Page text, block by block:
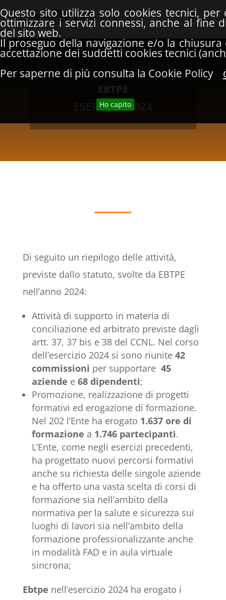
Questo sito utilizza solo cookies tecnici,
ottimizzare i servizi connessi, anche al fine
del sito web.
Il proseguo della navigazione e/o la
accettazione dei suddetti cookies tecnici
Per saperne di più consulta la Cookie Policy
Ho capito
ESERCIZIO 2024
Di seguito un riepilogo delle attività,
previste dallo statuto, svolte da EBTPE
nell’anno 2024:
Attività di supporto in materia di
conciliazione ed arbitrato previste dagli
artt. 37, 37 bis e 38 del CCNL. Nel corso
dell’esercizio 2024 si sono riunite 42
commissioni per supportare 45
aziende e 68 dipendenti;
Promozione, realizzazione di progetti
formativi ed erogazione di formazione.
Nel 202 l’Ente ha erogato 1.637 ore di
formazione a 1.746 partecipanti.
L’Ente, come negli esercizi precedenti,
ha progettato nuovi percorsi formativi
anche su richiesta delle singole aziende
e ha offerto una vasta scelta di corsi di
formazione sia nell’ambito della
normativa per la salute e sicurezza sui
luoghi di lavori sia nell’ambito della
formazione professionalizzante anche
in modalità FAD e in aula virtuale
sincrona;
Ebtpe nell’esercizio 2024 ha erogato i